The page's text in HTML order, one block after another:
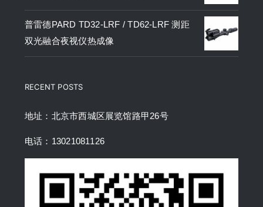
普雷德PARD TD32-LRF / TD62-LRF 测距
双光融合夜视仪热成像
RECENT POSTS
地址：北京市西城区展览馆路甲26号
电话：13021081126